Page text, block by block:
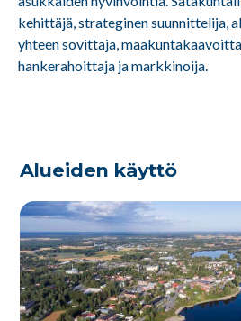
kehittäjä, strateginen suunnittelija,
yhteen sovittaja,
hankerahoittaja ja markkinoija.
Alueiden käyttö